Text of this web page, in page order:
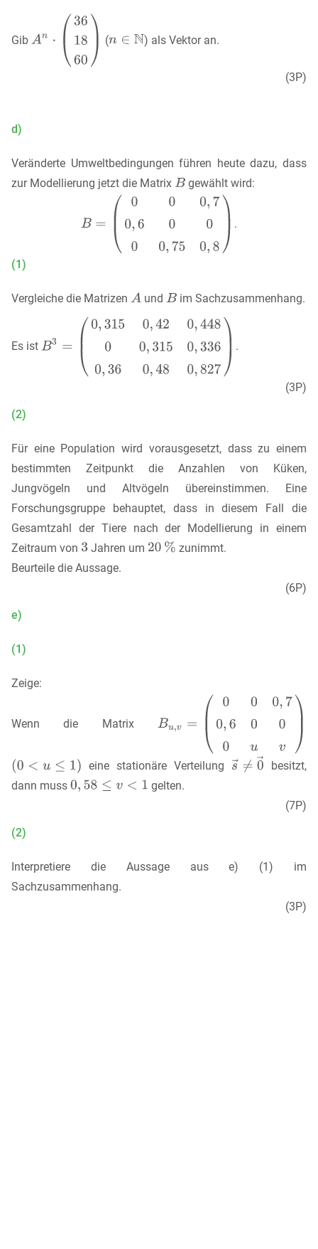
Gib ( ) als Vektor an.
(3P)
d)
Veränderte Umweltbedingungen führen heute dazu, dass
zur Modellierung jetzt die Matrix
gewählt wird:
.
(1)
Vergleiche die Matrizen und im Sachzusammenhang.
Es ist .
(3P)
(2)
Für eine Population wird vorausgesetzt, dass zu einem
bestimmten Zeitpunkt die Anzahlen von Küken,
Jungvögeln und Altvögeln übereinstimmen. Eine
Forschungsgruppe behauptet, dass in diesem Fall die
Gesamtzahl der Tiere nach der Modellierung in einem
Zeitraum von
Jahren um
zunimmt.
Beurteile die Aussage.
(6P)
e)
(1)
Zeige:
Wenn die Matrix
eine stationäre Verteilung
besitzt,
dann muss
gelten.
(7P)
(2)
Interpretiere die Aussage aus e) (1) im
Sachzusammenhang.
(3P)